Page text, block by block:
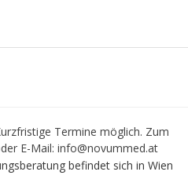
Termine möglich. Zum
E-Mail: info@novummed.at
befindet sich in Wien